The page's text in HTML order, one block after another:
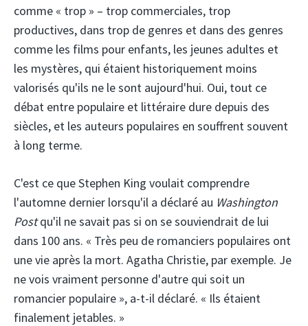
comme « trop » – trop commerciales, trop
productives, dans trop de genres et dans des genres
comme les films pour enfants, les jeunes adultes et
les mystères, qui étaient historiquement moins
valorisés qu'ils ne le sont aujourd'hui. Oui, tout ce
débat entre populaire et littéraire dure depuis des
siècles, et les auteurs populaires en souffrent souvent
à long terme.
C'est ce que Stephen King voulait comprendre
l'automne dernier lorsqu'il a déclaré au Washington
Postqu'il ne savait pas si on se souviendrait de lui
dans 100 ans. « Très peu de romanciers populaires ont
une vie après la mort. Agatha Christie, par exemple. Je
ne vois vraiment personne d'autre qui soit un
romancier populaire », a-t-il déclaré. « Ils étaient
finalement jetables. »